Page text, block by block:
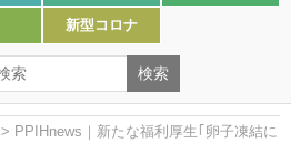
新型コロナ
> PPIHnews｜新たな福利厚生｢卵子凍結に